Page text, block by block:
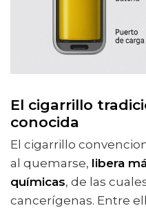
El cigarrillo
conocida
El cigarrillo
al quemarse, libera
químicas, de las
cancerígenas. Entre